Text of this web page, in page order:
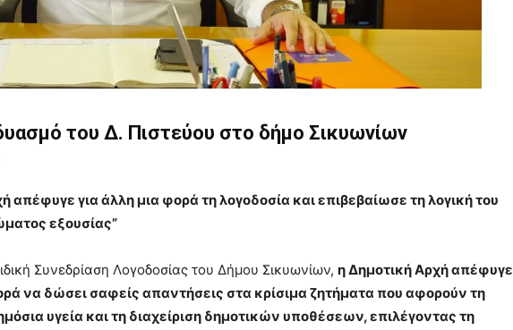
του Δ. Πιστεύου στο δήμο Σικυωνίων
απέφυγε για άλλη μια φορά τη λογοδοσία και επιβεβαίωσε τη λογική του
εξουσίας”
Συνεδρίαση Λογοδοσίας του Δήμου Σικυωνίων, η Δημοτική Αρχή απέφυγε
να δώσει σαφείς απαντήσεις στα κρίσιμα ζητήματα που αφορούν τη
υγεία και τη διαχείριση δημοτικών υποθέσεων, επιλέγοντας τη